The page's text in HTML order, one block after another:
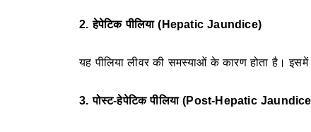
2. हेपेटिक पीलिया (Hepatic Jaundice)
यह पीलिया लीवर की समस्याओं के कारण होता है।
3. पोस्ट-हेपेटिक पीलिया (Post-Hepatic